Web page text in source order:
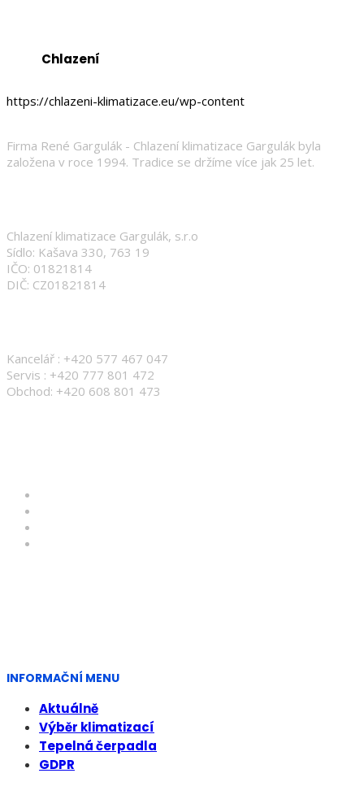
Chlazení
https://chlazeni-klimatizace.eu/wp-content
Firma René Gargulák - Chlazení klimatizace Gargulák byla
založena v roce 1994. Tradice se držíme více jak 25 let.
Chlazení klimatizace Gargulák, s.r.o
Sídlo: Kašava 330, 763 19
IČO: 01821814
DIČ: CZ01821814
Kancelář : +420 577 467 047
Servis : +420 777 801 472
Obchod: +420 608 801 473
INFORMAČNÍ MENU
Aktuálně
Výběr klimatizací
Tepelná čerpadla
GDPR